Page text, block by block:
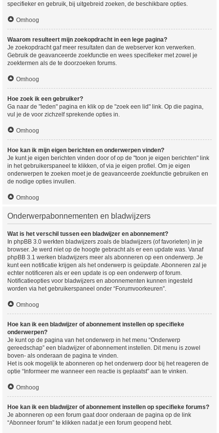
specifieker en gebruik, bij uitgebreid zoeken, de beschikbare opties.
Omhoog
Waarom resulteert mijn zoekopdracht in een lege pagina?
Je zoekopdracht gaf meer resultaten dan de webserver kon verwerken.
Gebruik de geavanceerde zoekfunctie en wees specifieker met zowel je
zoektermen als de te doorzoeken forums.
Omhoog
Hoe zoek ik een gebruiker?
Ga naar de "leden" pagina en klik op de "zoek een lid" link. Op die pagina,
vul je de voor zichzelf sprekende opties in.
Omhoog
Hoe kan ik mijn eigen berichten en onderwerpen vinden?
Je kunt je eigen berichten vinden door of op de "toon je eigen berichten" link
in het gebruikerspaneel te klikken, of via je eigen profiel. Om je eigen
onderwerpen te zoeken moet je de geavanceerde zoekfunctie gebruiken en
de nodige opties invullen.
Omhoog
Onderwerpabonnementen en bladwijzers
Wat is het verschil tussen een bladwijzer en abonnement?
In phpBB 3.0 werkten bladwijzers zoals de bladwijzers (of favorieten) in je
browser. Je werd niet op de hoogte gebracht als er een update was. Vanaf
phpBB 3.1 werken bladwijzers meer als abonneren op een onderwerp. Je
kunt een notificatie krijgen als het onderwerp is geüpdate. Abonneren zal je
echter notificeren als er een update is op een onderwerp of forum.
Notificatieopties voor bladwijzers en abonnementen kunnen ingesteld
worden via het gebruikerspaneel onder “Forumvoorkeuren”.
Omhoog
Hoe kan ik een bladwijzer of abonnement instellen op specifieke
onderwerpen?
Je kunt op de pagina van het onderwerp in het menu “Onderwerp
gereedschap” een bladwijzer of abonnement instellen. Dit menu is zowel
boven- als onderaan de pagina te vinden.
Het is ook mogelijk te abonneren op het onderwerp door bij het reageren de
optie “Informeer me wanneer een reactie is geplaatst” aan te vinken.
Omhoog
Hoe kan ik een bladwijzer of abonnement instellen op specifieke forums?
Je abonneren op een forum gaat door onderaan de pagina op de link
“Abonneer forum” te klikken nadat je een forum geopend hebt.